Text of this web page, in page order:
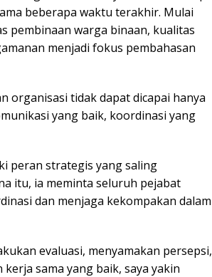
beberapa waktu terakhir. Mulai
pembinaan warga binaan, kualitas
menjadi fokus pembahasan
organisasi tidak dapat dicapai hanya
yang baik, koordinasi yang
peran strategis yang saling
itu, ia meminta seluruh pejabat
dan menjaga kekompakan dalam
evaluasi, menyamakan persepsi,
sama yang baik, saya yakin